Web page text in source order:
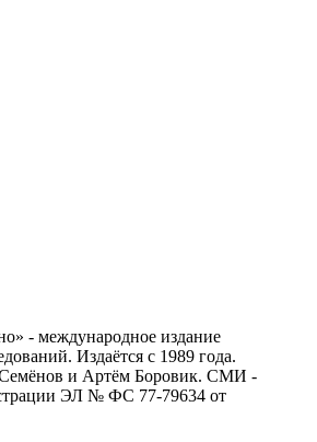
- международное издание
Издаётся с 1989 года.
и Артём Боровик. CМИ -
ЭЛ № ФС 77-79634 от